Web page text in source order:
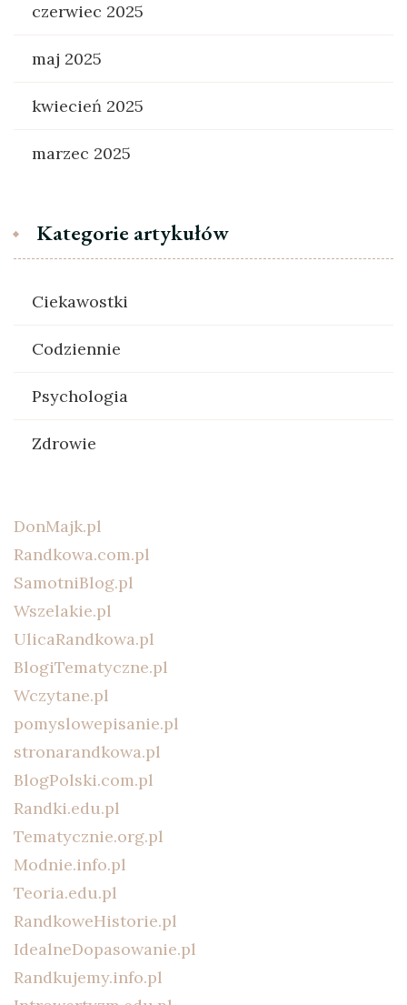
czerwiec 2025
maj 2025
kwiecień 2025
marzec 2025
Kategorie artykułów
Ciekawostki
Codziennie
Psychologia
Zdrowie
DonMajk.pl
Randkowa.com.pl
SamotniBlog.pl
Wszelakie.pl
UlicaRandkowa.pl
BlogiTematyczne.pl
Wczytane.pl
pomyslowepisanie.pl
stronarandkowa.pl
BlogPolski.com.pl
Randki.edu.pl
Tematycznie.org.pl
Modnie.info.pl
Teoria.edu.pl
RandkoweHistorie.pl
IdealneDopasowanie.pl
Randkujemy.info.pl